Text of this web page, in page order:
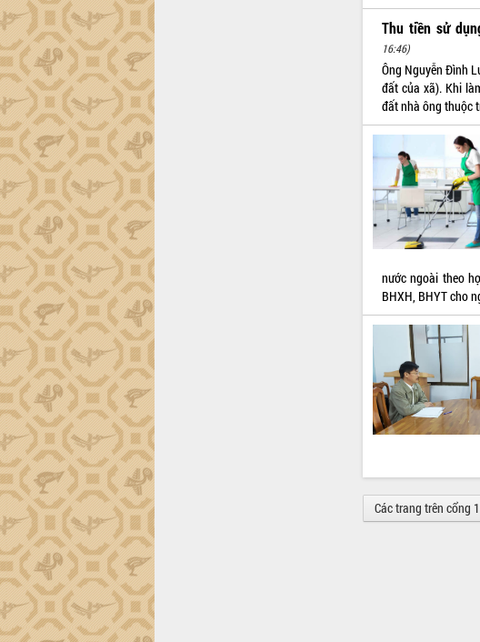
Thu tiền sử
16:46)
Ông Nguyễn Đình
đất của xã). Khi
đất nhà ông thuộc
nước ngoài theo
BHXH, BHYT cho
Các trang trên cổng